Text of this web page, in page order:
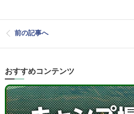
前の記事へ
おすすめコンテンツ